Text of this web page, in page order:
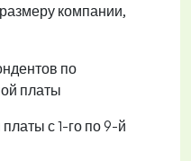
компании,
по
платы
с 1-го по 9-й